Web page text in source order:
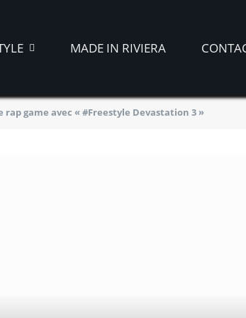
MADE IN RIVIERA
game avec « #Freestyle Devastation 3 »